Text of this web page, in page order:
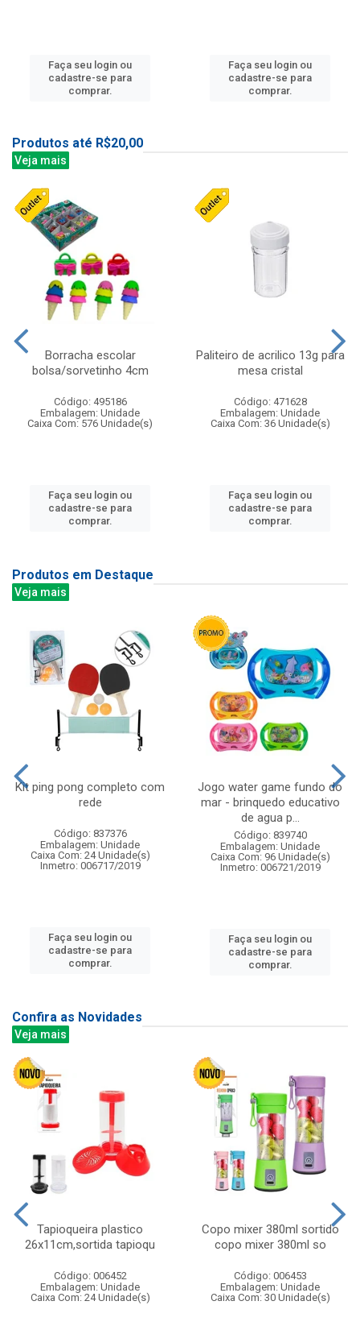
Faça seu login ou
cadastre-se para
comprar.
Faça seu login ou
cadastre-se para
comprar.
Produtos até R$20,00
Veja mais
Borracha escolar
bolsa/sorvetinho 4cm
Código: 495186
Embalagem: Unidade
Caixa Com: 576 Unidade(s)
Faça seu login ou
cadastre-se para
comprar.
Paliteiro de acrilico 13g para
mesa cristal
Código: 471628
Embalagem: Unidade
Caixa Com: 36 Unidade(s)
Faça seu login ou
cadastre-se para
comprar.
Produtos em Destaque
Veja mais
Kit ping pong completo com
rede
Código: 837376
Embalagem: Unidade
Caixa Com: 24 Unidade(s)
Inmetro: 006717/2019
Faça seu login ou
cadastre-se para
comprar.
Jogo water game fundo do
mar - brinquedo educativo
de agua p...
Código: 839740
Embalagem: Unidade
Caixa Com: 96 Unidade(s)
Inmetro: 006721/2019
Faça seu login ou
cadastre-se para
comprar.
Confira as Novidades
Veja mais
Tapioqueira plastico
26x11cm,sortida tapioqu
Código: 006452
Embalagem: Unidade
Caixa Com: 24 Unidade(s)
Copo mixer 380ml sortido
copo mixer 380ml so
Código: 006453
Embalagem: Unidade
Caixa Com: 30 Unidade(s)